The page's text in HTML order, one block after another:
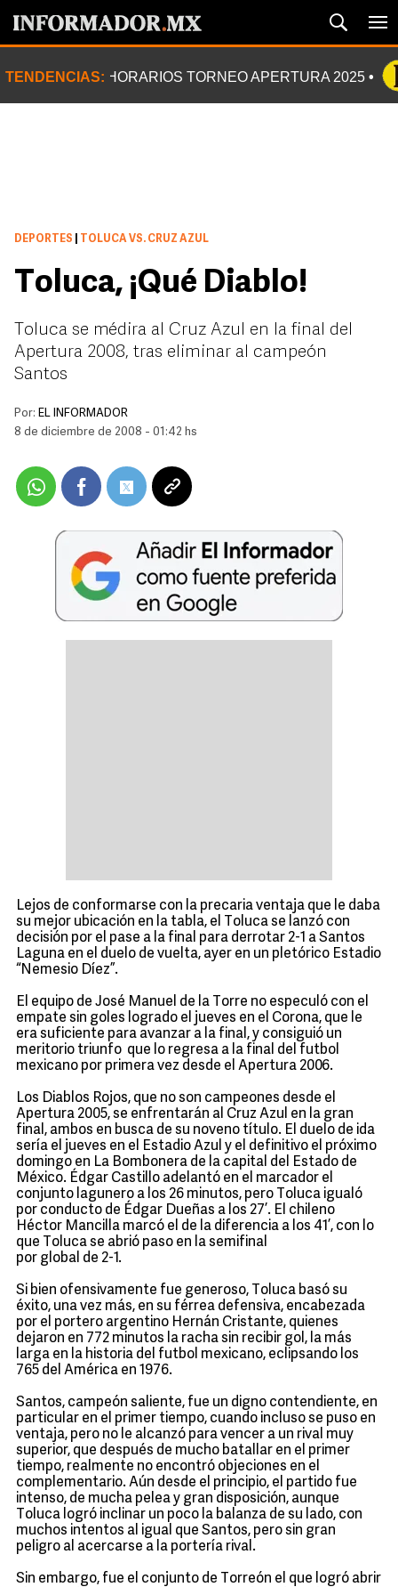
TENDENCIAS: HORARIOS TORNEO APERTURA 2025
DEPORTES TOLUCA VS. CRUZ AZUL
Toluca, ¡Qué Diablo!
Toluca se médira al Cruz Azul en la final del
Apertura 2008, tras eliminar al campeón
Santos
Por: EL INFORMADOR
8 de diciembre de 2008 - 01:42 hs
Lejos de conformarse con la precaria ventaja que le daba
su mejor ubicación en la tabla, el Toluca se lanzó con
decisión por el pase a la final para derrotar 2-1 a Santos
Laguna en el duelo de vuelta, ayer en un pletórico Estadio
“Nemesio Díez”.
El equipo de José Manuel de la Torre no especuló con el
empate sin goles logrado el jueves en el Corona, que le
era suficiente para avanzar a la final, y consiguió un
meritorio triunfo que lo regresa a la final del futbol
mexicano por primera vez desde el Apertura 2006.
Los Diablos Rojos, que no son campeones desde el
Apertura 2005, se enfrentarán al Cruz Azul en la gran
final, ambos en busca de su noveno título. El duelo de ida
sería el jueves en el Estadio Azul y el definitivo el próximo
domingo en La Bombonera de la capital del Estado de
México. Édgar Castillo adelantó en el marcador el
conjunto lagunero a los 26 minutos, pero Toluca igualó
por conducto de Édgar Dueñas a los 27’. El chileno
Héctor Mancilla marcó el de la diferencia a los 41’, con lo
que Toluca se abrió paso en la semifinal
por global de 2-1.
Si bien ofensivamente fue generoso, Toluca basó su
éxito, una vez más, en su férrea defensiva, encabezada
por el portero argentino Hernán Cristante, quienes
dejaron en 772 minutos la racha sin recibir gol, la más
larga en la historia del futbol mexicano, eclipsando los
765 del América en 1976.
Santos, campeón saliente, fue un digno contendiente, en
particular en el primer tiempo, cuando incluso se puso en
ventaja, pero no le alcanzó para vencer a un rival muy
superior, que después de mucho batallar en el primer
tiempo, realmente no encontró objeciones en el
complementario. Aún desde el principio, el partido fue
intenso, de mucha pelea y gran disposición, aunque
Toluca logró inclinar un poco la balanza de su lado, con
muchos intentos al igual que Santos, pero sin gran
peligro al acercarse a la portería rival.
Sin embargo, fue el conjunto de Torreón el que logró abrir